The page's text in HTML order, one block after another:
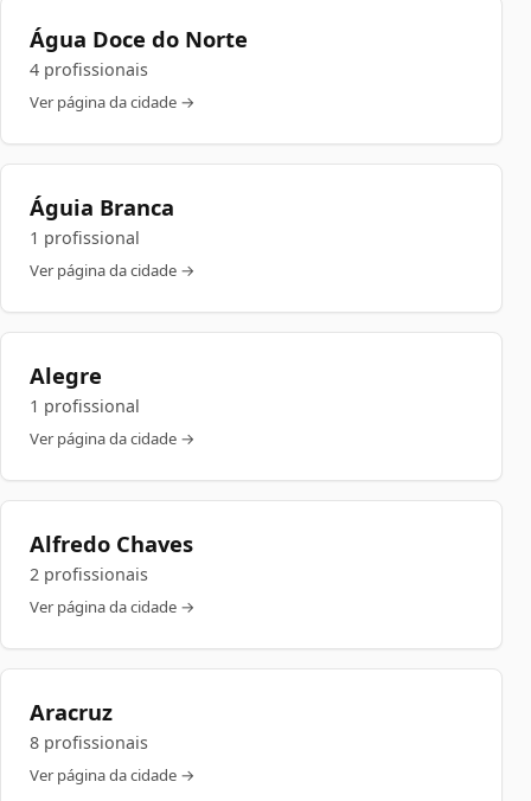
Água Doce do Norte
4 profissionais
Ver página da cidade →
Águia Branca
1 profissional
Ver página da cidade →
Alegre
1 profissional
Ver página da cidade →
Alfredo Chaves
2 profissionais
Ver página da cidade →
Aracruz
8 profissionais
Ver página da cidade →